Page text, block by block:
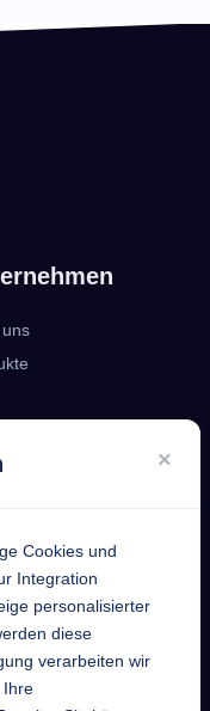
×
Cookies und
Integration
personalisierter
diese
verarbeiten wir
Ihre